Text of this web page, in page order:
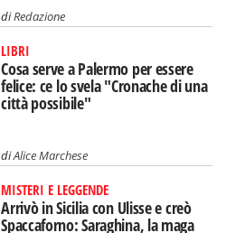
diRedazione
LIBRI
Cosa serve a Palermo per essere
felice: ce lo svela "Cronache di una
città possibile"
diAlice Marchese
MISTERI E LEGGENDE
Arrivò in Sicilia con Ulisse e creò
Spaccaforno: Saraghina, la maga